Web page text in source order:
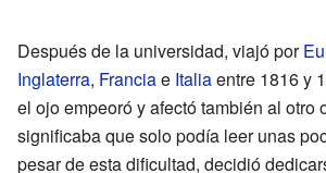
Después de la universidad, viajó por
Inglaterra, Franciae Italiaentre 1816 y
el ojo empeoró y afectó también al otro
significaba que solo podía leer unas
pesar de esta dificultad, decidió